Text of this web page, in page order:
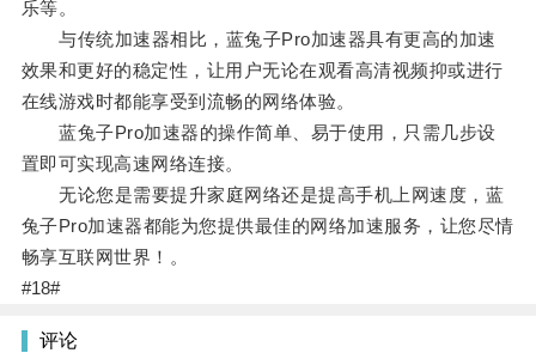
乐等。
与传统加速器相比，蓝兔子Pro加速器具有更高的加速
效果和更好的稳定性，让用户无论在观看高清视频抑或进行
在线游戏时都能享受到流畅的网络体验。
蓝兔子Pro加速器的操作简单、易于使用，只需几步设
置即可实现高速网络连接。
无论您是需要提升家庭网络还是提高手机上网速度，蓝
兔子Pro加速器都能为您提供最佳的网络加速服务，让您尽情
畅享互联网世界！。
#18#
评论